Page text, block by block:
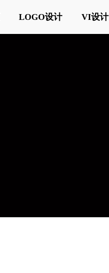
LOGO设计 VI设计